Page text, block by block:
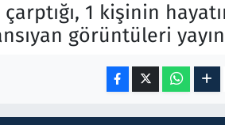
1 kişinin
görüntüleri